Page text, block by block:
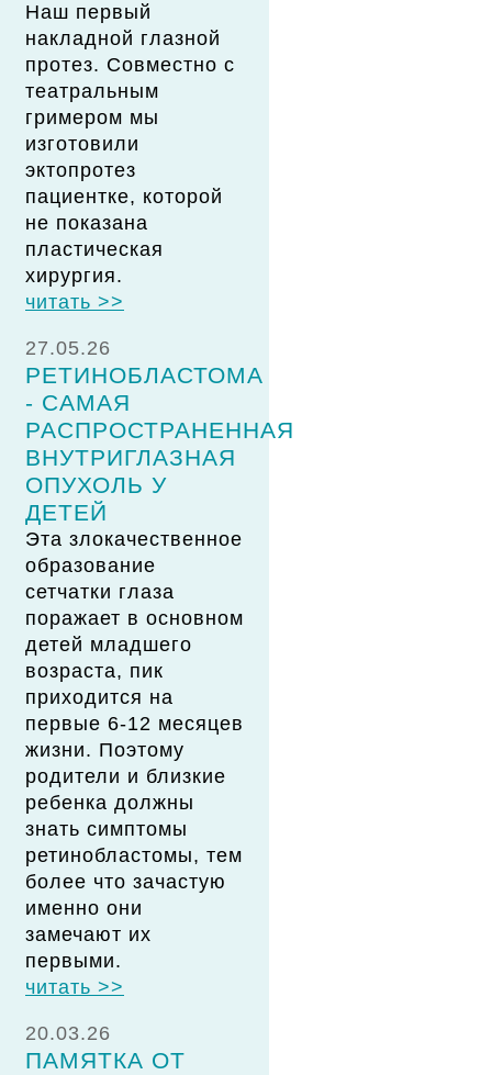
Наш первый
накладной глазной
протез. Совместно с
театральным
гримером мы
изготовили
эктопротез
пациентке, которой
не показана
пластическая
хирургия.
читать >>
27.05.26
РЕТИНОБЛАСТОМА
- САМАЯ
РАСПРОСТРАНЕННАЯ
ВНУТРИГЛАЗНАЯ
ОПУХОЛЬ У
ДЕТЕЙ
Эта злокачественное
образование
сетчатки глаза
поражает в основном
детей младшего
возраста, пик
приходится на
первые 6-12 месяцев
жизни. Поэтому
родители и близкие
ребенка должны
знать симптомы
ретинобластомы, тем
более что зачастую
именно они
замечают их
первыми.
читать >>
20.03.26
ПАМЯТКА ОТ